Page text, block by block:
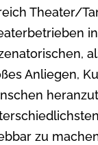
Theater/
Anliegen,
zu